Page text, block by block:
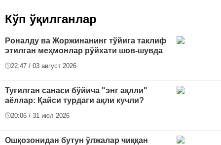
Кўп ўқилганлар
Роналду ва Жоржинанинг тўйига таклиф
этилган меҳмонлар рўйхати шов-шувда
22:47 / 03 август 2026
Туғилган санаси бўйича "энг ақлли"
аёллар: Қайси турдаги ақли кучли?
20:06 / 31 июл 2026
Ошқозонидан бутун ўлжалар чиққан